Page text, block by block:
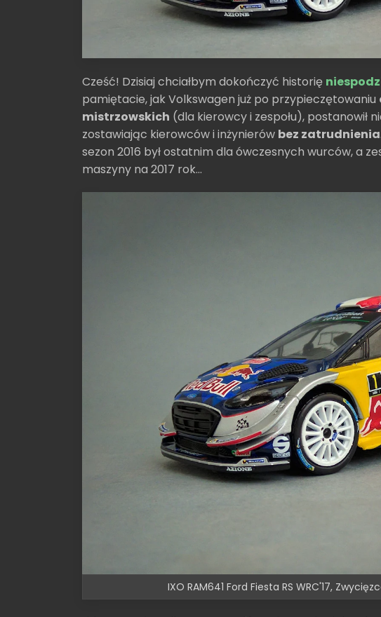
Cześć! Dzisiaj chciałbym dokończyć historię
pamiętacie, jak Volkswagen już po przypieczętowaniu
mistrzowskich (dla kierowcy i zespołu), postanowił
zostawiając kierowców i inżynierów bez zatrudnienia
sezon 2016 był ostatnim dla ówczesnych wurców, a
maszyny na 2017 rok...
IXO RAM641 Ford Fiesta RS WRC'17,